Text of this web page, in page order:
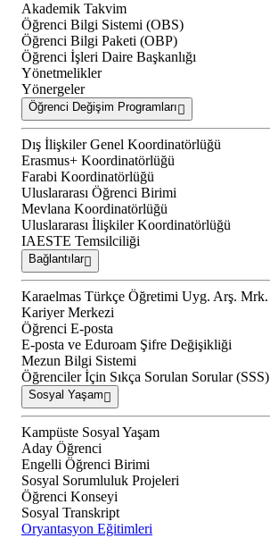
Akademik Takvim
Öğrenci Bilgi Sistemi (OBS)
Öğrenci Bilgi Paketi (OBP)
Öğrenci İşleri Daire Başkanlığı
Yönetmelikler
Yönergeler
Öğrenci Değişim Programları
Dış İlişkiler Genel Koordinatörlüğü
Erasmus+ Koordinatörlüğü
Farabi Koordinatörlüğü
Uluslararası Öğrenci Birimi
Mevlana Koordinatörlüğü
Uluslararası İlişkiler Koordinatörlüğü
IAESTE Temsilciliği
Bağlantılar
Karaelmas Türkçe Öğretimi Uyg. Arş. Mrk.
Kariyer Merkezi
Öğrenci E-posta
E-posta ve Eduroam Şifre Değişikliği
Mezun Bilgi Sistemi
Öğrenciler İçin Sıkça Sorulan Sorular (SSS)
Sosyal Yaşam
Kampüste Sosyal Yaşam
Aday Öğrenci
Engelli Öğrenci Birimi
Sosyal Sorumluluk Projeleri
Öğrenci Konseyi
Sosyal Transkript
Oryantasyon Eğitimleri